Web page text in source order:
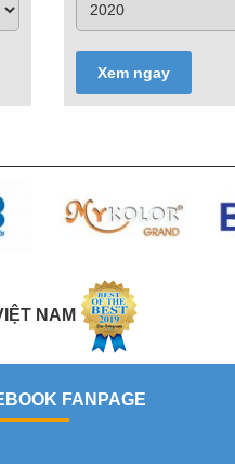
Xem ngay
NAM
FANPAGE